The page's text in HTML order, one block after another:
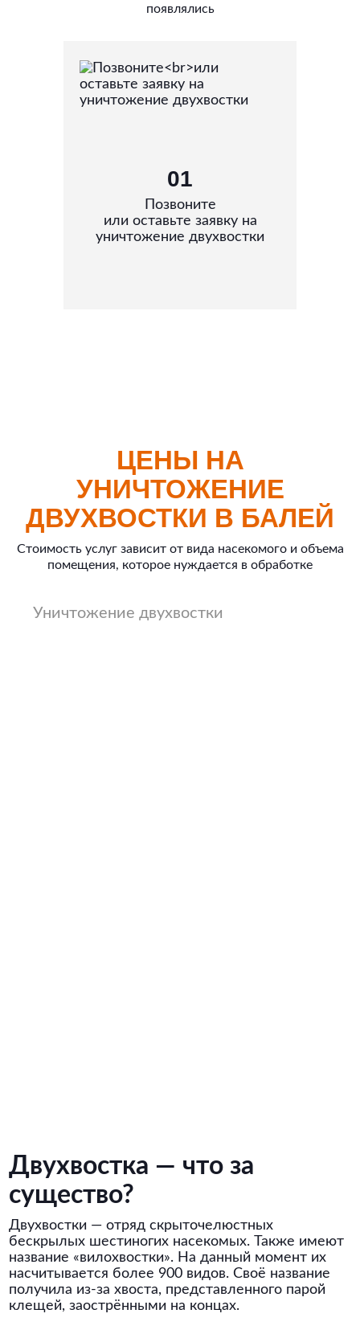
появлялись
01
Позвоните
или оставьте заявку на
уничтожение двухвостки
ЦЕНЫ НА
УНИЧТОЖЕНИЕ
ДВУХВОСТКИ В БАЛЕЙ
Стоимость услуг зависит от вида насекомого и объема
помещения, которое нуждается в обработке
Уничтожение двухвостки
Двухвостка — что за
существо?
Двухвостки — отряд скрыточелюстных
бескрылых шестиногих насекомых. Также имеют
название «вилохвостки». На данный момент их
насчитывается более 900 видов. Своё название
получила из-за хвоста, представленного парой
клещей, заострёнными на концах.